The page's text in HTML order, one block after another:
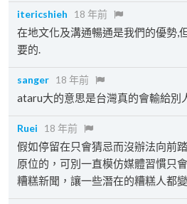
itericshieh
18 年前
在地文化及溝通暢通是我們的優勢,
要的.
sanger 18 年前
ataru大的意思是台灣真的會輸給別
Ruei 18 年前
假如停留在只會猜忌而沒辦法向前
原位的，可別一直模仿媒體習慣只
糟糕新聞，讓一些潛在的糟糕人都